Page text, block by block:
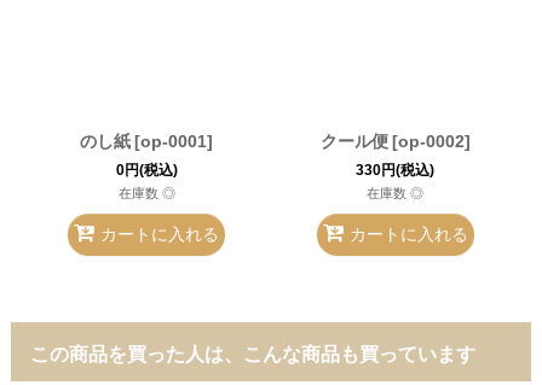
のし紙[op-0001]
0円(税込)
在庫数 ◎
カートに入れる
クール便[op-0002]
330円(税込)
在庫数 ◎
カートに入れる
この商品を買った人は、こんな商品も買っています